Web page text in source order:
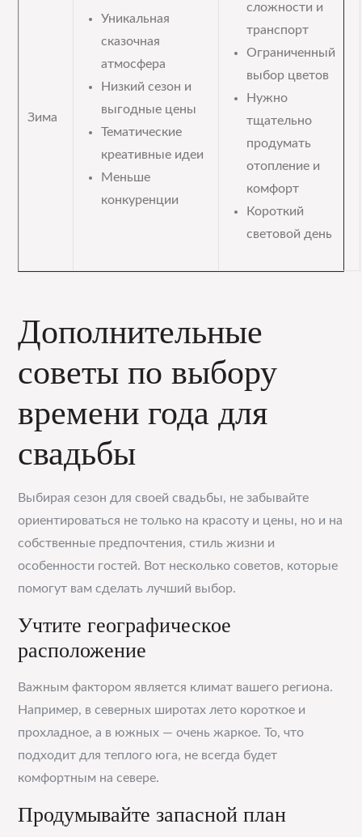
Зима
Уникальная
сказочная
атмосфера
Низкий сезон и
выгодные цены
Тематические
креативные идеи
Меньше
конкуренции
сложности и
транспорт
Ограниченный
выбор цветов
Нужно
тщательно
продумать
отопление и
комфорт
Короткий
световой день
Дополнительные
советы по выбору
времени года для
свадьбы
Выбирая сезон для своей свадьбы, не забывайте
ориентироваться не только на красоту и цены, но и на
собственные предпочтения, стиль жизни и
особенности гостей. Вот несколько советов, которые
помогут вам сделать лучший выбор.
Учтите географическое
расположение
Важным фактором является климат вашего региона.
Например, в северных широтах лето короткое и
прохладное, а в южных — очень жаркое. То, что
подходит для теплого юга, не всегда будет
комфортным на севере.
Продумывайте запасной план